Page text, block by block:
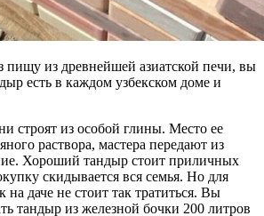
пищу из древнейшей азиатской печи, вы
есть в каждом узбекском доме и
строят из особой глины. Место ее
раствора, мастера передают из
Хороший тандыр стоит приличных
скидывается вся семья. Но для
на даче не стоит так тратиться. Вы
тандыр из железной бочки 200 литров